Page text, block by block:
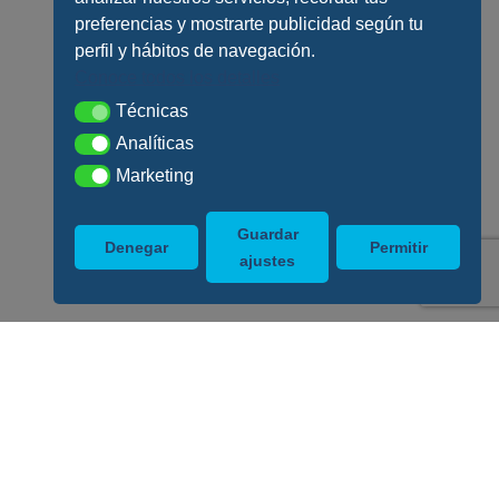
preferencias y mostrarte publicidad según tu
perfil y hábitos de navegación.
TécnicasTécnicas
AnalíticasAnalíticas
MarketingMarketing
Denegar
Guardar
ajustes
Permitir